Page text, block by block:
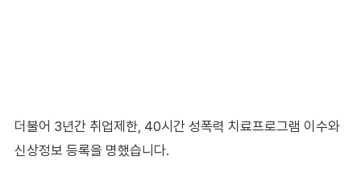
더불어 3년간 취업제한, 40시간 성폭력 치료프로그램 이수와
신상정보 등록을 명했습니다.